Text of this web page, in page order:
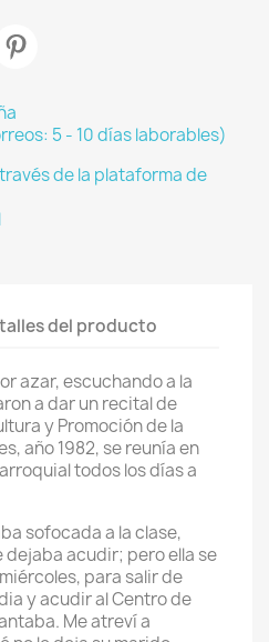
5 - 10 días laborables)
de la plataforma de
del producto
azar, escuchando a la
a dar un recital de
y Promoción de la
año 1982, se reunía en
todos los días a
sofocada a la clase,
dejaba acudir; pero ella se
para salir de
y acudir al Centro de
Me atreví a